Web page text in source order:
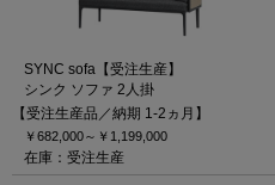
SYNC sofa【受注生産】
シンク ソファ 2人掛
【受注生産品／納期 1-2ヵ月】
￥682,000～ ￥1,199,000
在庫：受注生産